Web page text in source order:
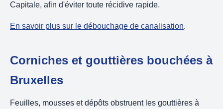
Capitale, afin d'éviter toute récidive rapide.
En savoir plus sur le débouchage de canalisation.
Corniches et gouttières bouchées à
Bruxelles
Feuilles, mousses et dépôts obstruent les gouttières à